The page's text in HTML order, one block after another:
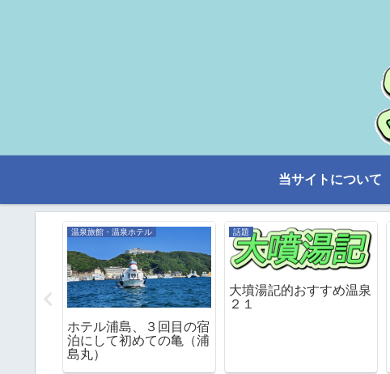
当サイトについて
温泉旅館・温泉ホテル
ホテル浦島、３回目の宿
泊にして初めての亀（浦
島丸）
話題
大墳湯記的おすすめ温泉
２１